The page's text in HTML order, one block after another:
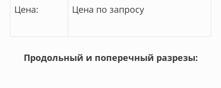
Цена: Цена по запросу
Продольный и поперечный разрезы: